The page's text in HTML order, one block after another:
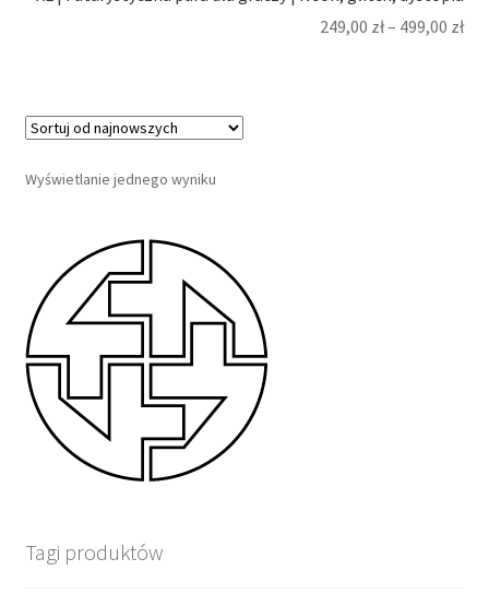
249,00 zł– 499,00 zł
Wyświetlanie jednego wyniku
Tagi produktów